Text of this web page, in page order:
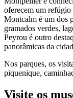
oferecem um
Montcalm é um dos
gramados verdes,
Peyrou é outro
panorâmicas da
Nos parques, os
piquenique,
Visite os